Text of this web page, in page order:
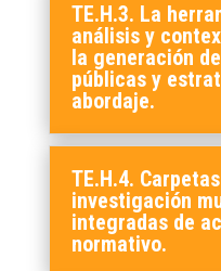
TE.H.3. La
análisis y
la generación
públicas y
abordaje.
TE.H.4.
investigación
integradas de
normativo.